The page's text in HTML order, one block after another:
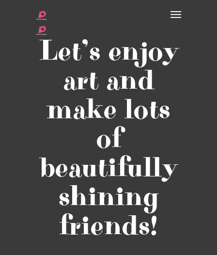
Let’s enjoy
art and
make lots
of
beautifully
shining
friends!